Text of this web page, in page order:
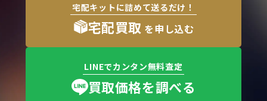
宅配キットに詰めて送るだけ！
宅配買取 を申し込む
LINEでカンタン無料査定
買取価格を調べる